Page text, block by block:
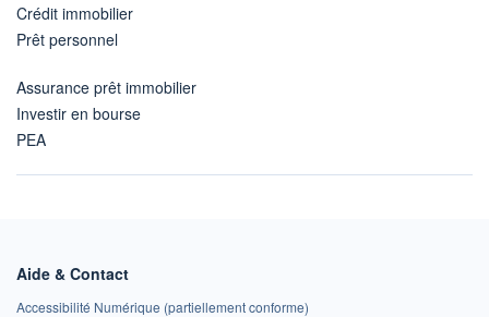
Crédit immobilier
Prêt personnel
Assurance prêt immobilier
Investir en bourse
PEA
Aide & Contact
Accessibilité Numérique (partiellement conforme)